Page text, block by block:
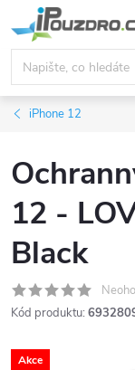
na
obsah
iPhone 12
12 -
Black
Kód produktu:
Akce